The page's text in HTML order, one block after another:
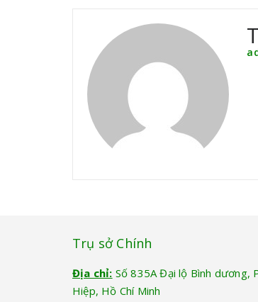
Trụ sở Chính
Địa chỉ: Số 835A Đại lộ Bình dương,
Hiệp, Hồ Chí Minh